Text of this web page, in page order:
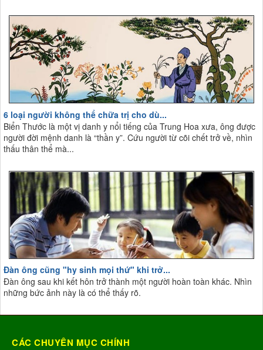
6 loại người không thể chữa trị cho dù...
Biển Thước là một vị danh y nổi tiếng của Trung Hoa xưa, ông được
người đời mệnh danh là “thần y”. Cứu người từ cõi chết trở về, nhìn
thấu thân thể mà...
Đàn ông cũng "hy sinh mọi thứ" khi trở...
Đàn ông sau khi kết hôn trở thành một người hoàn toàn khác. Nhìn
những bức ảnh này là có thể thấy rõ.
CÁC CHUYÊN MỤC CHÍNH